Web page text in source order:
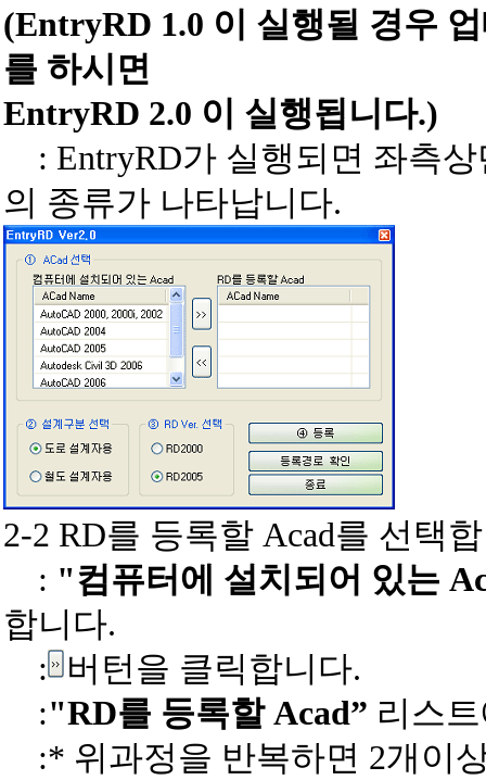
(EntryRD 1.0 이 실행될 경우
를 하시면
EntryRD 2.0 이 실행됩니다.)
: EntryRD가 실행되면 좌측
의 종류가 나타납니다.
2-2 RD를 등록할 Acad를 선택
: "컴퓨터에 설치되어 있는
합니다.
:
버턴을 클릭합니다.
:"RD를 등록할 Acad” 리스
:* 위과정을 반복하면 2개이